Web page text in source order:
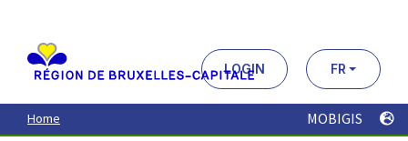
contenu
principal
LOGIN FR
Home MOBIGIS